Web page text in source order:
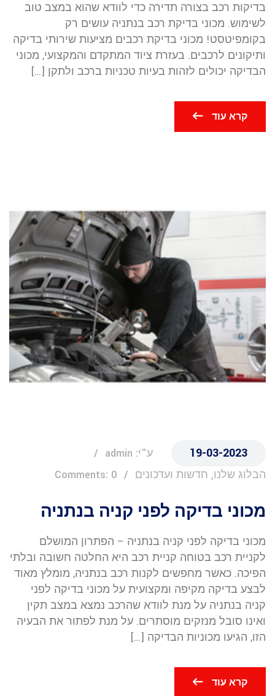
בדיקות רכב בצורה תדירה כדי לוודא שהוא במצב טוב
לשימוש. מכוני בדיקת רכב בנתניה עושים רק
בקומפיטסט! מכוני בדיקת רכבים מציעות שירותי בדיקה
ותיקונים לרכבים. בעזרת ציוד המתקדם והמקצועי, מכוני
הבדיקה יכולים לזהות בעיות טכניות ברכב ולתקן […]
קרא עוד
19-03-2023
ע"י: admin
הבלוג שלנו, חדשות ועדכונים
Comments: 0
מכוני בדיקה לפני קניה בנתניה
מכוני בדיקה לפני קניה בנתניה – הפתרון המושלם
לקניית רכב בטוחה קניית רכב היא החלטה חשובה ובלתי
הפיכה. כאשר מחפשים לקנות רכב בנתניה, מומלץ מאוד
לבצע בדיקה מקיפה ומקצועית על מכוני בדיקה לפני
קניה בנתניה על מנת לוודא שהרכב נמצא במצב תקין
ואינו סובל מנזקים מוסתרים. על מנת לפתור את הבעיה
הזו, הגיעו מכוניות הבדיקה […]
קרא עוד